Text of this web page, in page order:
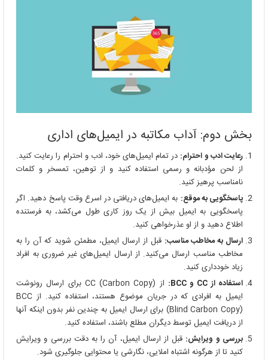
بخش دوم: آداب مکاتبه در ایمیل‌های اداری
رعایت ادب و احترام: در تمام ایمیل‌های خود، ادب و احترام را رعایت کنید.
از لحن مؤدبانه و رسمی استفاده کنید و از توهین، تمسخر و کلمات
نامناسب پرهیز کنید.
پاسخگویی به موقع: به ایمیل‌های دریافتی در اسرع وقت پاسخ دهید. اگر
پاسخگویی به ایمیل بیش از یک روز کاری طول می‌کشد، به فرستنده
اطلاع دهید و از او عذرخواهی کنید.
ارسال به مخاطب مناسب: قبل از ارسال ایمیل، مطمئن شوید که آن را به
مخاطب مناسب ارسال می‌کنید. از ارسال ایمیل‌های غیر ضروری به افراد
زیاد خودداری کنید.
استفاده از CC و BCC:
از CC (Carbon Copy) برای ارسال رونوشت
ایمیل به افرادی که در جریان موضوع هستند، استفاده کنید. از BCC
(Blind Carbon Copy) برای ارسال ایمیل به چندین نفر بدون اینکه آنها
از دریافت ایمیل توسط دیگران مطلع باشند، استفاده کنید.
بررسی و ویرایش: قبل از ارسال ایمیل، آن را به دقت بررسی و ویرایش
کنید تا از هرگونه اشتباه املایی، نگارشی یا محتوایی جلوگیری شود.